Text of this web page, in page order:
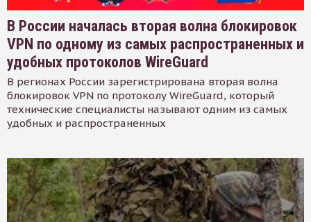
В России началась вторая волна блокировок
VPN по одному из самых распространенных и
удобных протоколов WireGuard
В регионах России зарегистрирована вторая волна
блокировок VPN по протоколу WireGuard, который
технические специалисты называют одним из самых
удобных и распространенных